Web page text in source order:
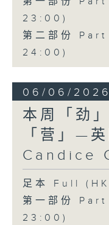
23:00)
第二部份
24:00)
06/06/2026
本周「劲
「营」—
Candice
足本 Full
第一部份
23:00)